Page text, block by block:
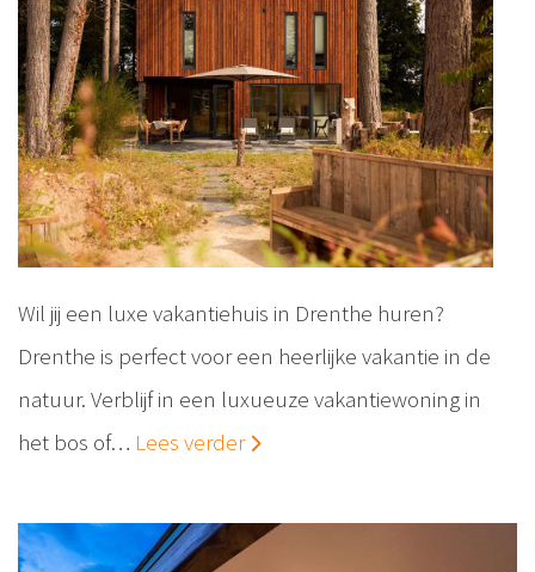
Wil jij een luxe vakantiehuis in Drenthe huren?
Drenthe is perfect voor een heerlijke vakantie in de
natuur. Verblijf in een luxueuze vakantiewoning in
het bos of… Lees verder